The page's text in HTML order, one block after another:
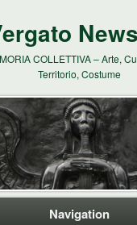
COLLETTIVA – Arte,
Territorio, Costume
Navigation